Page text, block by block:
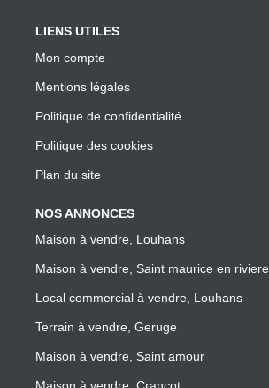
LIENS UTILES
Mon compte
Mentions légales
Politique de confidentialité
Politique des cookies
Plan du site
NOS ANNONCES
Maison à vendre, Louhans
Maison à vendre, Saint maurice en riviere
Local commercial à vendre, Louhans
Terrain à vendre, Geruge
Maison à vendre, Saint amour